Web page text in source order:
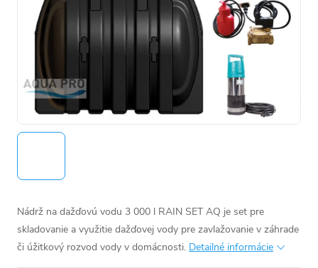
Nádrž na dažďovú vodu 3 000 l RAIN SET AQ je set pre
skladovanie a využitie dažďovej vody pre zavlažovanie v záhrade
či úžitkový rozvod vody v domácnosti. Detailné informácie